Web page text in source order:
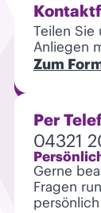
Teilen Sie
Anliegen
Zum
Per
04321
Gerne
Fragen